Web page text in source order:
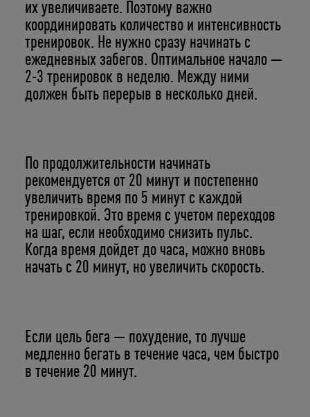
их увеличиваете. Поэтому важно
координировать количество и интенсивность
тренировок. Не нужно сразу начинать с
ежедневных забегов. Оптимальное начало —
2-3 тренировок в неделю. Между ними
должен быть перерыв в несколько дней.
По продолжительности начинать
рекомендуется от 20 минут и постепенно
увеличить время по 5 минут с каждой
тренировкой. Это время с учетом переходов
на шаг, если необходимо снизить пульс.
Когда время дойдет до часа, можно вновь
начать с 20 минут, но увеличить скорость.
Если цель бега — похудение, то лучше
медленно бегать в течение часа, чем быстро
в течение 20 минут.